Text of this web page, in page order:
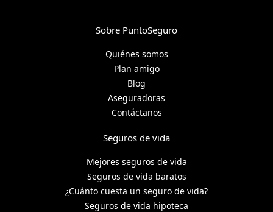
Sobre PuntoSeguro
Quiénes somos
Plan amigo
Blog
Aseguradoras
Contáctanos
Seguros de vida
Mejores seguros de vida
Seguros de vida baratos
¿Cuánto cuesta un seguro de vida?
Seguros de vida hipoteca